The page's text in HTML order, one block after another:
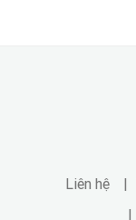
Liên hệ